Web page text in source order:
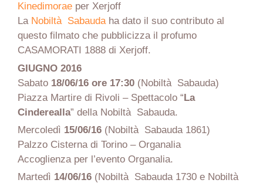
Kinedimorae per Xerjoff
La Nobiltà Sabaudaha dato il suo contributo al
questo filmato che pubblicizza il profumo
CASAMORATI 1888 di Xerjoff.
GIUGNO 2016
Sabato 18/06/16 ore 17:30 (Nobiltà Sabauda)
Piazza Martire di Rivoli – Spettacolo “La
Cinderealla” della Nobiltà Sabauda.
Mercoledì 15/06/16 (Nobiltà Sabauda 1861)
Palzzo Cisterna di Torino – Organalia
Accoglienza per l’evento Organalia.
Martedì 14/06/16 (Nobiltà Sabauda 1730 e Nobiltà